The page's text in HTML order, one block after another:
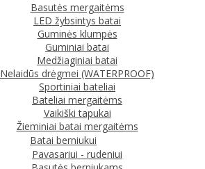
Basutės mergaitėms
LED žybsintys batai
Guminės klumpės
Guminiai batai
Medžiaginiai batai
Nelaidūs drėgmei (WATERPROOF)
Sportiniai bateliai
Bateliai mergaitėms
Vaikiški tapukai
Žieminiai batai mergaitėms
Batai berniukui
Pavasariui - rudeniui